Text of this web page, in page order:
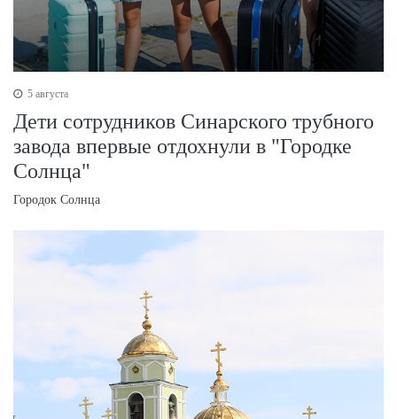
5 августа
Дети сотрудников Синарского трубного
завода впервые отдохнули в "Городке
Солнца"
Городок Солнца